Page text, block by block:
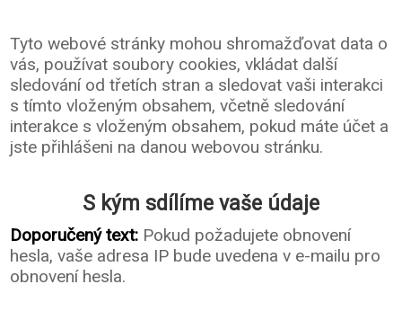
Tyto webové stránky mohou shromažďovat data o
vás, používat soubory cookies, vkládat další
sledování od třetích stran a sledovat vaši interakci
s tímto vloženým obsahem, včetně sledování
interakce s vloženým obsahem, pokud máte účet a
jste přihlášeni na danou webovou stránku.
S kým sdílíme vaše údaje
Doporučený text: Pokud požadujete obnovení
hesla, vaše adresa IP bude uvedena v e-mailu pro
obnovení hesla.